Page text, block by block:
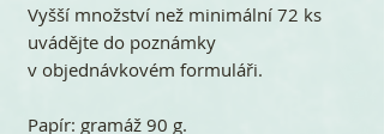
Vyšší množství než minimální 72 ks
uvádějte do poznámky
v objednávkovém formuláři.
Papír: gramáž 90 g.